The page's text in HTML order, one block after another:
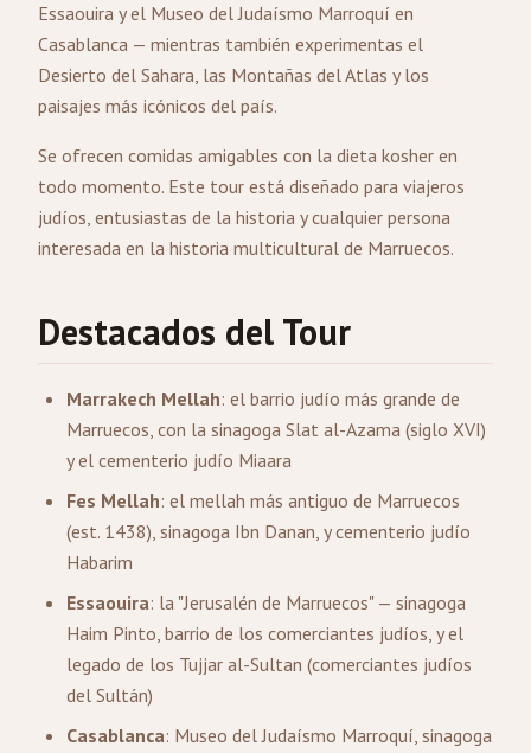
Essaouira y el Museo del Judaísmo Marroquí en
Casablanca — mientras también experimentas el
Desierto del Sahara, las Montañas del Atlas y los
paisajes más icónicos del país.
Se ofrecen comidas amigables con la dieta kosher en
todo momento. Este tour está diseñado para viajeros
judíos, entusiastas de la historia y cualquier persona
interesada en la historia multicultural de Marruecos.
Destacados del Tour
Marrakech Mellah: el barrio judío más grande de
Marruecos, con la sinagoga Slat al-Azama (siglo XVI)
y el cementerio judío Miaara
Fes Mellah: el mellah más antiguo de Marruecos
(est. 1438), sinagoga Ibn Danan, y cementerio judío
Habarim
Essaouira: la "Jerusalén de Marruecos" — sinagoga
Haim Pinto, barrio de los comerciantes judíos, y el
legado de los Tujjar al-Sultan (comerciantes judíos
del Sultán)
Casablanca: Museo del Judaísmo Marroquí, sinagoga